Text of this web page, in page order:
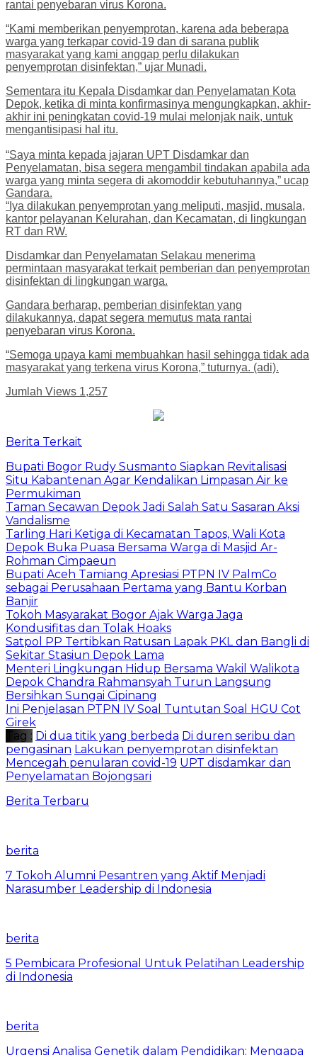
rantai penyebaran virus Korona.
“Kami memberikan penyemprotan, karena ada beberapa
warga yang terkapar covid-19 dan di sarana publik
masyarakat yang kami anggap perlu dilakukan
penyemprotan disinfektan,” ujar Munadi.
Sementara itu Kepala Disdamkar dan Penyelamatan Kota
Depok, ketika di minta konfirmasinya mengungkapkan, akhir-
akhir ini peningkatan covid-19 mulai melonjak naik, untuk
mengantisipasi hal itu.
“Saya minta kepada jajaran UPT Disdamkar dan
Penyelamatan, bisa segera mengambil tindakan apabila ada
warga yang minta segera di akomoddir kebutuhannya,” ucap
Gandara.
“Iya dilakukan penyemprotan yang meliputi, masjid, musala,
kantor pelayanan Kelurahan, dan Kecamatan, di lingkungan
RT dan RW.
Disdamkar dan Penyelamatan Selakau menerima
permintaan masyarakat terkait pemberian dan penyemprotan
disinfektan di lingkungan warga.
Gandara berharap, pemberian disinfektan yang
dilakukannya, dapat segera memutus mata rantai
penyebaran virus Korona.
“Semoga upaya kami membuahkan hasil sehingga tidak ada
masyarakat yang terkena virus Korona,” tuturnya. (adi).
Jumlah Views 1,257
Berita Terkait
Bupati Bogor Rudy Susmanto Siapkan Revitalisasi
Situ Kabantenan Agar Kendalikan Limpasan Air ke
Permukiman
Taman Secawan Depok Jadi Salah Satu Sasaran Aksi
Vandalisme
Tarling Hari Ketiga di Kecamatan Tapos, Wali Kota
Depok Buka Puasa Bersama Warga di Masjid Ar-
Rohman Cimpaeun
Bupati Aceh Tamiang Apresiasi PTPN IV PalmCo
sebagai Perusahaan Pertama yang Bantu Korban
Banjir
Tokoh Masyarakat Bogor Ajak Warga Jaga
Kondusifitas dan Tolak Hoaks
Satpol PP Tertibkan Ratusan Lapak PKL dan Bangli di
Sekitar Stasiun Depok Lama
Menteri Lingkungan Hidup Bersama Wakil Walikota
Depok Chandra Rahmansyah Turun Langsung
Bersihkan Sungai Cipinang
Ini Penjelasan PTPN IV Soal Tuntutan Soal HGU Cot
Girek
Tag : Di dua titik yang berbeda Di duren seribu dan
pengasinan Lakukan penyemprotan disinfektan
Mencegah penularan covid-19 UPT disdamkar dan
Penyelamatan Bojongsari
Berita Terbaru
berita
7 Tokoh Alumni Pesantren yang Aktif Menjadi
Narasumber Leadership di Indonesia
berita
5 Pembicara Profesional Untuk Pelatihan Leadership
di Indonesia
berita
Urgensi Analisa Genetik dalam Pendidikan: Mengapa